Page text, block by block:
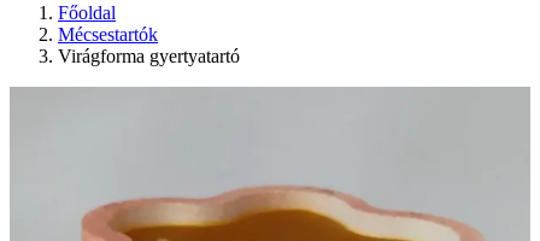
Főoldal
Mécsestartók
Virágforma gyertyatartó